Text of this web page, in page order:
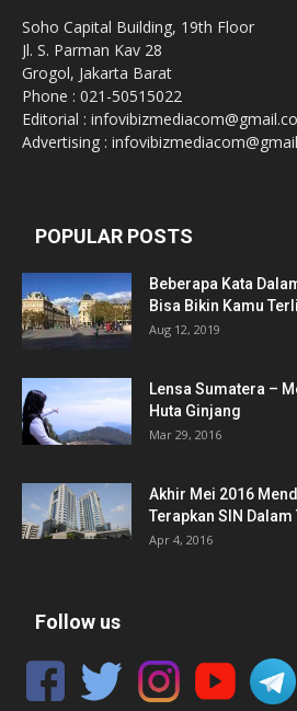
Soho Capital Building, 19th Floor
Jl. S. Parman Kav 28
Grogol, Jakarta Barat
Phone : 021-50515022
Editorial :
Advertising :
POPULAR POSTS
Beberapa Kata
Bisa Bikin Kamu
Aug 12, 2019
Lensa Sumatera –
Huta Ginjang
Mar 29, 2016
Akhir Mei 2016
Terapkan SIN
Apr 4, 2016
Follow us